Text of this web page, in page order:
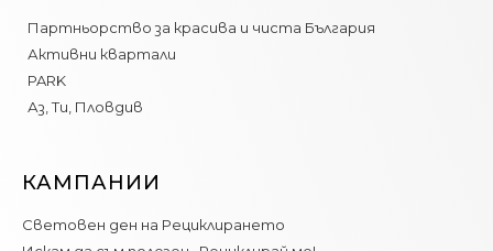
Партньорство за красива и чиста България
Активни квартали
PARK
Аз, Ти, Пловдив
КАМПАНИИ
Световен ден на Рециклирането